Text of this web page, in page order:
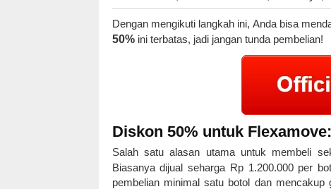
Dengan mengikuti langkah ini, Anda bisa
50%ini terbatas, jadi jangan tunda pembelian!
Diskon 50% untuk
Salah satu alasan utama untuk membeli
Biasanya dijual seharga Rp 1.200.000 per
pembelian minimal satu botol dan